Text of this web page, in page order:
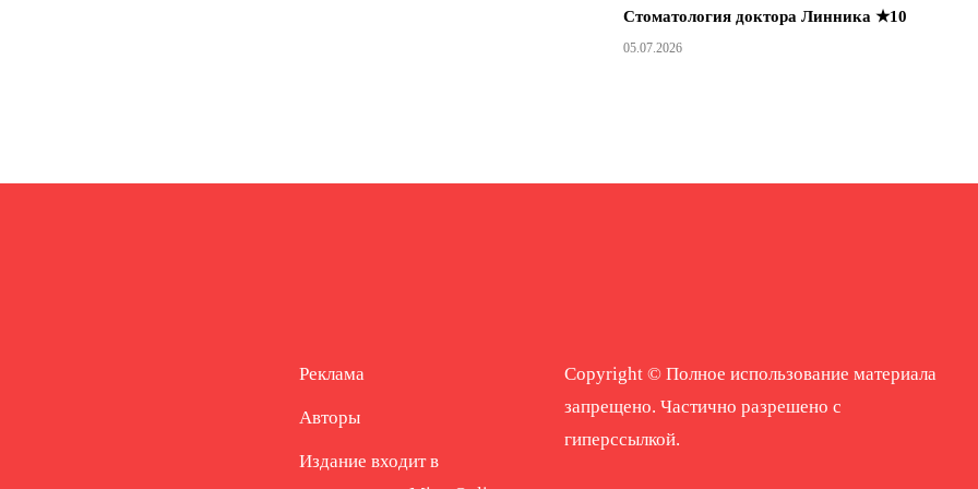
Стоматология доктора Линника ★10
05.07.2026
Реклама
Авторы
Издание входит в
Copyright © Полное использование материала
запрещено. Частично разрешено с
гиперссылкой.